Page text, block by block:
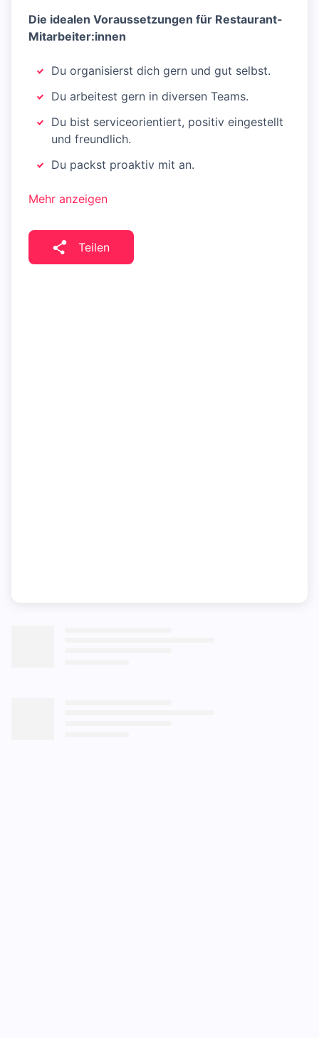
Die idealen Voraussetzungen für Restaurant-
Mitarbeiter:innen
Du organisierst dich gern und gut selbst.
Du arbeitest gern in diversen Teams.
Du bist serviceorientiert, positiv eingestellt
und freundlich.
Du packst proaktiv mit an.
Mehr anzeigen
Teilen